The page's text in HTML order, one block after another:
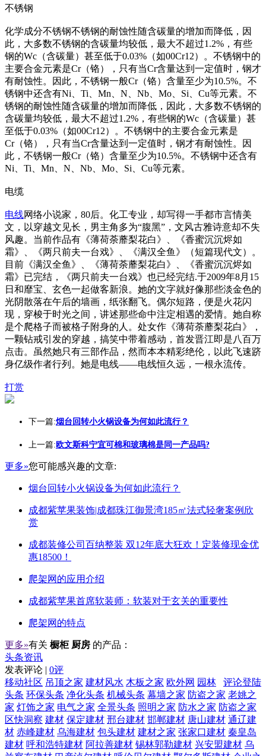
不锈钢
化学成分不锈钢不锈钢的耐蚀性随含碳量的增加而降低，因
此，大多数不锈钢的含碳量均较低，最大不超过1.2%，有些
钢的Wc（含碳量）甚至低于0.03%（如00Cr12）。不锈钢中的
主要合金元素是Cr（铬），只有当Cr含量达到一定值时，钢才
有耐蚀性。因此，不锈钢一般Cr（铬）含量至少为10.5%。不
锈钢中还含有Ni、Ti、Mn、N、Nb、Mo、Si、Cu等元素。不
锈钢的耐蚀性随含碳量的增加而降低，因此，大多数不锈钢的
含碳量均较低，最大不超过1.2%，有些钢的Wc（含碳量）甚
至低于0.03%（如00Cr12）。不锈钢中的主要合金元素是
Cr（铬），只有当Cr含量达到一定值时，钢才有耐蚀性。因
此，不锈钢一般Cr（铬）含量至少为10.5%。不锈钢中还含有
Ni、Ti、Mn、N、Nb、Mo、Si、Cu等元素。
电缆
电线网络小说家，80后。化工专业，却写得一手都市言情美
文，以穿越文见长，男主角多为“腹黑”，文风古雅诗意却不失
风趣。当前作品有《薄荷荼蘼梨花白》、《香蜜沉沉烬如
霜》、《两只前夫一台戏》、《满汉全鱼》（短篇现代文）。
目前《满汉全鱼》、《薄荷荼蘼梨花白》、《香蜜沉沉烬如
霜》已完结，《两只前夫一台戏》也已经完结.于2009年8月15
日和靡宝、玄色一起做客新浪。她的文字就好像那些淡金色的
光阴散落在午后的墙画，纸张翻飞。偶尔短路，便是火花闪
现，穿梭于时光之间，讲述那些命中注定相遇的爱情。她自称
是个爬格子而被格子附身的人。处女作《薄荷荼蘼梨花白》，
一颗钻戒引发的穿越，搞笑中带着感动，首发晋江即是八百万
点击。虽然她只有三部作品，然而本本精彩绝伦，以此飞速跻
身亿级作者行列。她是电线——电线恒久远，一根永流传。
打赏
下一篇:烟台回转小火锅设备为何如此流行？
上一篇: 欧文斯科宁宜可棉和玻璃棉是同一产品吗?
更多»您可能感兴趣的文章:
烟台回转小火锅设备为何如此流行？
成都紫苹果装饰|成都珠江御景湾185㎡法式轻奢案例欣
赏
成都装修公司百纳整装 双12年底大狂欢！定装修现金优
惠18500！
爬架网的应用介绍
成都紫苹果首席软装师：软装对于玄关的重要性
爬架网的特点
更多»有关 橱柜 厨房 的产品：
头条资讯
发表评论 | 0评
评论登陆
移动社区 吊顶之家 建材风水 木板之家 欧外网 园林
头条 环保头条 净化头条 机械头条 幕墙之家 防盗之家 老姚之
家 灯饰之家 电气之家 全景头条 照明之家 防水之家 防盗之家
区快洞察 建材 保定建材 邢台建材 邯郸建材 唐山建材 通辽建
材 赤峰建材 乌海建材 包头建材 建材之家 张家口建材 秦皇岛
建材 呼和浩特建材 阿拉善建材 锡林郭勒建材 兴安盟建材 乌